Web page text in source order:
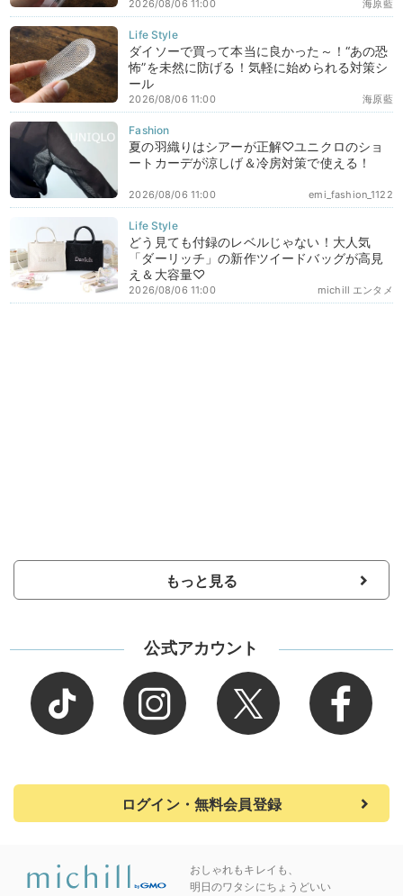
海原藍
2026/08/06 11:00
ダイソーで買って本当に良かった～！“あの恐
怖”を未然に防げる！気軽に始められる対策シ
ール
海原藍
2026/08/06 11:00
夏の羽織りはシアーが正解♡ユニクロのショ
ートカーデが涼しげ＆冷房対策で使える！
emi_fashion_1122
2026/08/06 11:00
どう見ても付録のレベルじゃない！大人気
「ダーリッチ」の新作ツイードバッグが高見
え＆大容量♡
michill エンタメ
2026/08/06 11:00
もっと見る
公式アカウント
ログイン・無料会員登録
おしゃれもキレイも、
明日のワタシにちょうどいい